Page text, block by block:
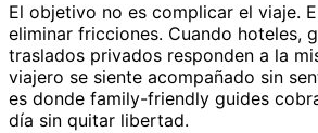
El objetivo no es complicar el viaje.
eliminar fricciones. Cuando hoteles,
traslados privados responden a la
viajero se siente acompañado sin
es donde family-friendly guides
día sin quitar libertad.